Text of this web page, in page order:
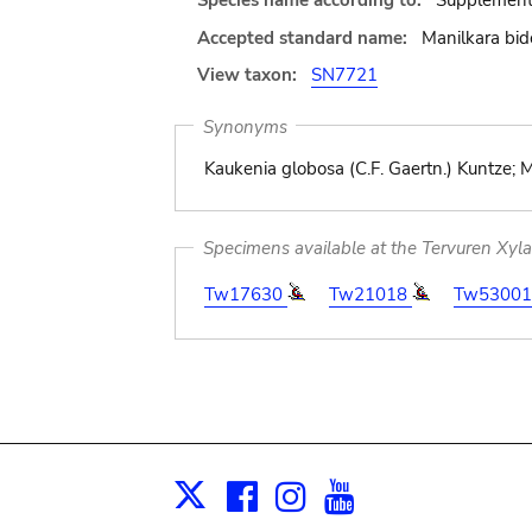
Accepted standard name:
Manilkara
View taxon:
SN7721
Synonyms
Kaukenia globosa (C.F. Gaertn.) Kuntze;
Specimens available at the Tervuren
Tw17630
Tw21018
X Facebook
Instagram